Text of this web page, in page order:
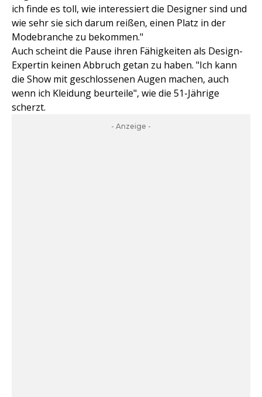
ich finde es toll, wie interessiert die Designer sind und
wie sehr sie sich darum reißen, einen Platz in der
Modebranche zu bekommen."
Auch scheint die Pause ihren Fähigkeiten als Design-
Expertin keinen Abbruch getan zu haben. "Ich kann
die Show mit geschlossenen Augen machen, auch
wenn ich Kleidung beurteile", wie die 51-Jährige
scherzt.
- Anzeige -